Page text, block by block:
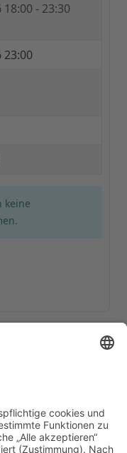
18:00 - 23:30
23:00
keine